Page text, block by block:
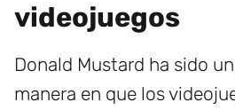
videojuegos
Donald Mustard ha sido
manera en que los